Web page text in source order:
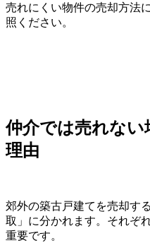
売れにくい物件の売却方法
照ください。
仲介では売れない
理由
郊外の築古戸建てを売却す
取」に分かれます。それぞ
重要です。